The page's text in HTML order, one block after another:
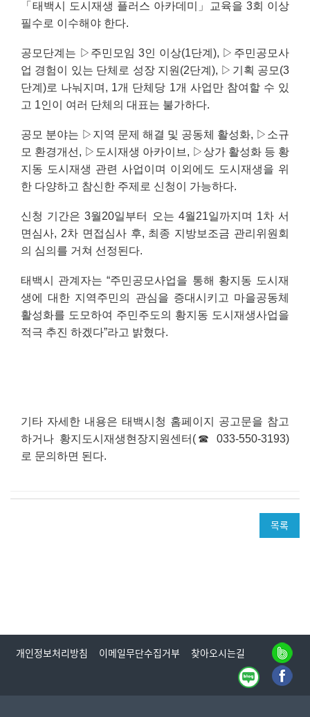
「 태백시 도시재생 플러스 아카데미 」 교육을3회 이상
필수로 이수해야 한다.
공모단계는 ▷ 주민모임3인 이상(1단계 ), ▷ 주민공모사
업 경험이 있는 단체로 성장 지원 (2단계 ), ▷ 기획 공모 (3
단계 )로 나눠지며 , 1개 단체당 1개 사업만 참여할 수 있
고 1인이 여러 단체의 대표는 불가하다.
공모 분야는 ▷ 지역 문제 해결 및 공동체 활성화, ▷ 소규
모 환경개선 , ▷ 도시재생 아카이브 , ▷ 상가 활성화 등 황
지동 도시재생 관련 사업이며 이외에도 도시재생을 위
한 다양하고 참신한 주제로 신청이 가능하다.
신청 기간은3월20일부터 오는 4월21일까지며 1차 서
면심사, 2차 면접심사 후, 최종 지방보조금 관리위원회
의 심의를 거쳐 선정된다.
태백시 관계자는“주민공모사업을 통해 황지동 도시재
생에 대한 지역주민의 관심을 증대시키고 마을공동체
활성화를 도모하여 주민주도의 황지동 도시재생사업을
적극 추진 하겠다”라고 밝혔다.
기타 자세한 내용은 태백시청 홈페이지 공고문을 참고
하거나 황지도시재생현장지원센터 (☎ 033-550-3193)
로 문의하면 된다.
목록
개인정보처리방침 이메일무단수집거부 찾아오시는길